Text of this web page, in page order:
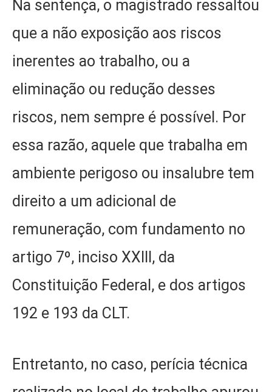
Na sentença, o magistrado ressaltou
que a não exposição aos riscos
inerentes ao trabalho, ou a
eliminação ou redução desses
riscos, nem sempre é possível. Por
essa razão, aquele que trabalha em
ambiente perigoso ou insalubre tem
direito a um adicional de
remuneração, com fundamento no
artigo 7º, inciso XXIII, da
Constituição Federal, e dos artigos
192 e 193 da CLT.
Entretanto, no caso, perícia técnica